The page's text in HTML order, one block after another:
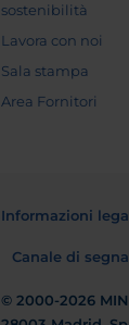
sostenibilità
Lavora con noi
Sala stampa
Area Fornitori
Informazioni
Canale di
© 2000-2026